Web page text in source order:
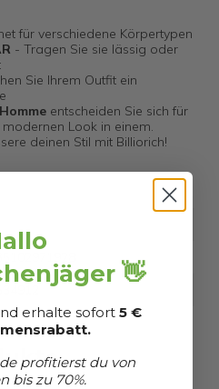
für verschiedene Körpertypen
- Tragen Sie sie lässig oder
Sie Ihrem Outfit ein
entscheiden Sie sich für
Look in einem.
deinen Stil mit Billiorich!
👋
erhalte sofort 5 €
profitierst du von
bis zu 70%.